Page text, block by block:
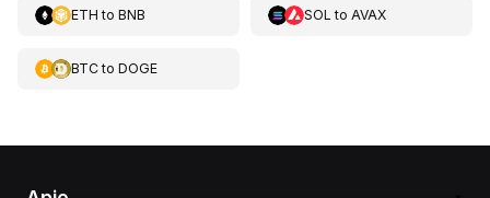
ETH to BNB SOL to AVAX
BTCto DOGE